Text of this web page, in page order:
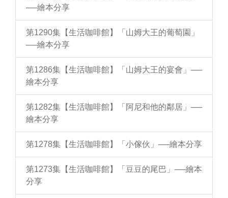
──繪本分享
第1290集【生活咖啡館】「山姆大王的葡萄園」
──繪本分享
第1286集【生活咖啡館】「山姆大王的宴會」──
繪本分享
第1282集【生活咖啡館】「阿尼和他的鄰居」──
繪本分享
第1278集【生活咖啡館】「小傢伙」──繪本分享
第1273集【生活咖啡館】「豆豆的尾巴」──繪本
分享